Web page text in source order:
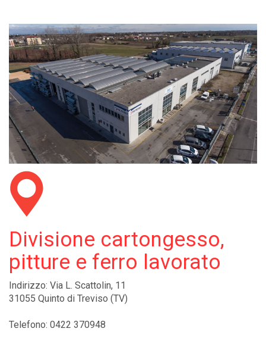
Divisione cartongesso,
pitture e ferro lavorato
Indirizzo: Via L. Scattolin, 11
31055 Quinto di Treviso (TV)
Telefono: 0422 370948